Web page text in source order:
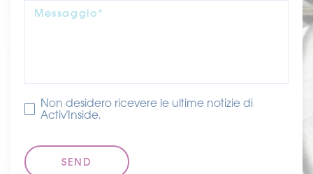
– La vitamina B8 e lo zinco contribuiscono al
STRESS OX
– Le vitamine B2, C, E e lo zinco contribuiscono alla
ASSORBIMENTO DEL FERRO
Messaggio*
Non desidero ricevere le ultime notizie di
Activ'Inside.